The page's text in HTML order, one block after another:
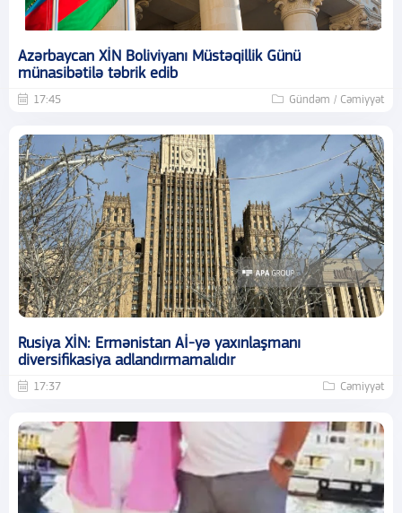
Azərbaycan XİN Boliviyanı Müstəqillik Günü
münasibətilə təbrik edib
17:45 Gündəm / Cəmiyyət
Rusiya XİN: Ermənistan Aİ-yə yaxınlaşmanı
diversifikasiya adlandırmamalıdır
17:37 Cəmiyyət